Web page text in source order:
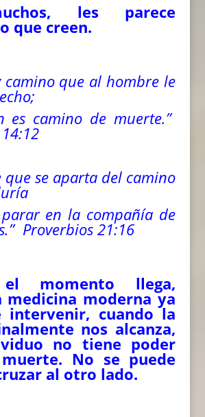
les parece
que creen.
camino que al hombre le
es camino de muerte.”
que se aparta del camino
en la compañía de
Proverbios 21:16
el momento llega,
medicina moderna ya
intervenir, cuando la
nos alcanza,
no tiene poder
No se puede
al otro lado.